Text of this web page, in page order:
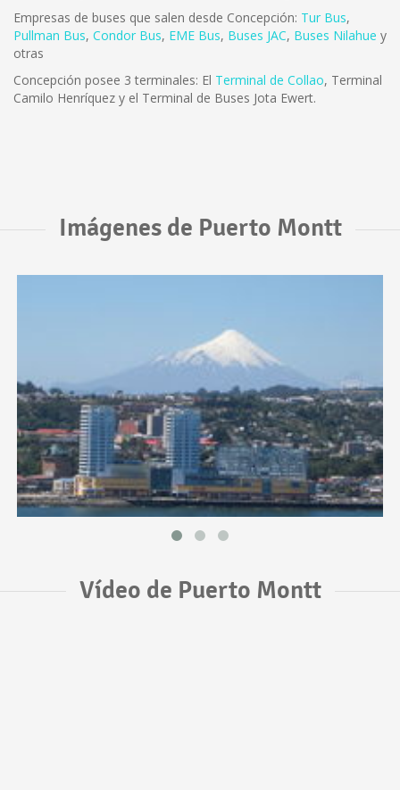
Empresas de buses que salen desde Concepción: Tur Bus,
Pullman Bus, Condor Bus, EME Bus, Buses JAC, Buses Nilahue y
otras
Concepción posee 3 terminales: El Terminal de Collao, Terminal
Camilo Henríquez y el Terminal de Buses Jota Ewert.
Imágenes de Puerto Montt
Vídeo de Puerto Montt